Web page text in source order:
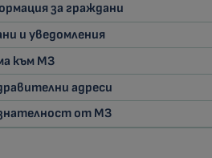
за граждани
и уведомления
към МЗ
адреси
от МЗ